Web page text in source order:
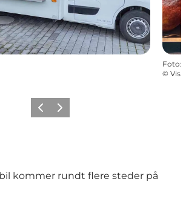
Foto:
©
ForrigeNæste
kommer rundt flere steder på